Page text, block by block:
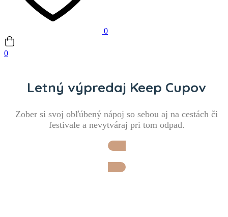
0
0
Letný výpredaj Keep Cupov
Zober si svoj obľúbený nápoj so sebou aj na cestách či
festivale a nevytváraj pri tom odpad.